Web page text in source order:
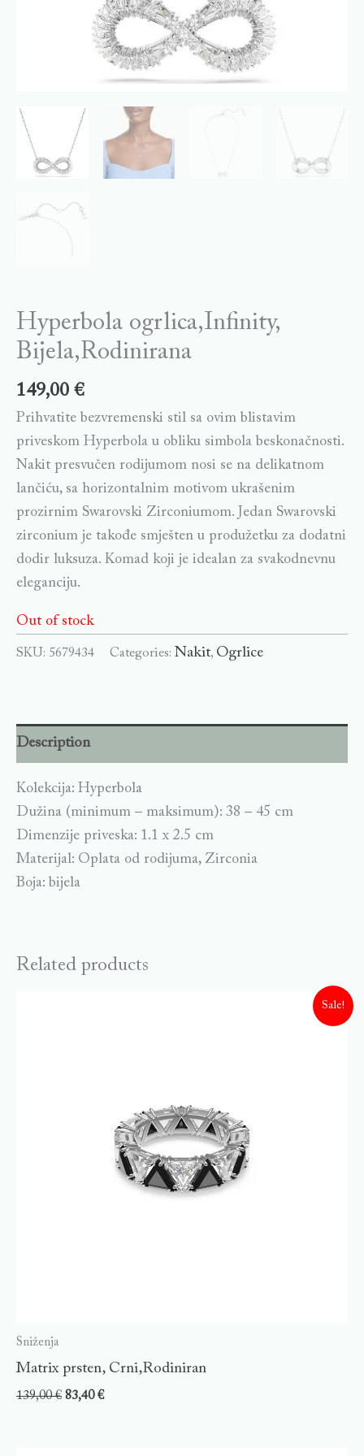
Hyperbola ogrlica,Infinity,
Bijela,Rodinirana
149,00 €
Prihvatite bezvremenski stil sa ovim blistavim
priveskom Hyperbola u obliku simbola beskonačnosti.
Nakit presvučen rodijumom nosi se na delikatnom
lančiću, sa horizontalnim motivom ukrašenim
prozirnim Swarovski Zirconiumom. Jedan Swarovski
zirconium je takođe smješten u produžetku za dodatni
dodir luksuza. Komad koji je idealan za svakodnevnu
eleganciju.
Out of stock
SKU: 5679434 Categories: Nakit, Ogrlice
Description
Kolekcija: Hyperbola
Dužina (minimum – maksimum): 38 – 45 cm
Dimenzije priveska: 1.1 x 2.5 cm
Materijal: Oplata od rodijuma, Zirconia
Boja: bijela
Related products
Sale!
Sniženja
Matrix prsten, Crni,Rodiniran
139,00€ 83,40€